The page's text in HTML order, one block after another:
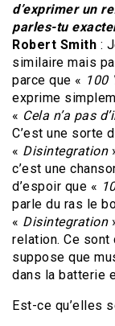
d’exprimer un
parles-tu
Robert Smith :
similaire mais
parce que « 100
exprime
« Cela n’a pas
C’est une sorte
« Disintegration
c’est une
d’espoir que «
parle du ras le
« Disintegration
relation. Ce
suppose que
dans la batterie
Est-ce qu’elles